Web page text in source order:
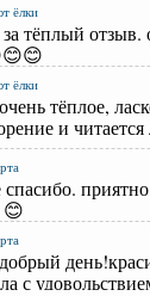
ёлки
тёплый отзыв.
ёлки
тёплое,
и
😊
с